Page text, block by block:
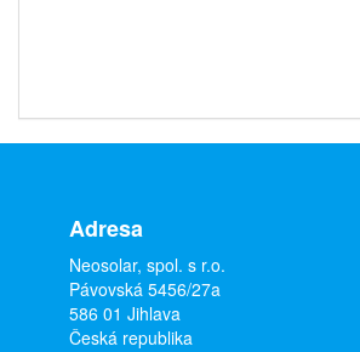
Adresa
Neosolar, spol. s r.o.
Pávovská 5456/27a
586 01 Jihlava
Česká republika